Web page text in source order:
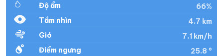
Độ ẩm
66%
Tầm nhìn
4.7 km
Gió
7.1 km/h
Điểm ngưng
25.8 °